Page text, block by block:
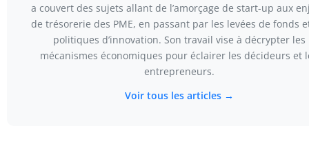
a couvert des sujets allant de l’amorçage de start-up aux
de trésorerie des PME, en passant par les levées de fonds
politiques d’innovation. Son travail vise à décrypter les
mécanismes économiques pour éclairer les décideurs et
entrepreneurs.
Voir tous les articles →